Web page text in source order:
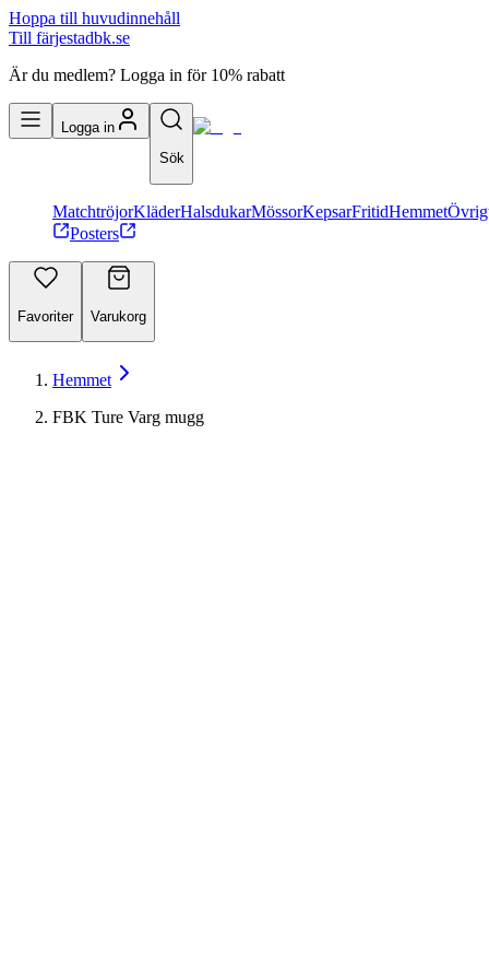
Hoppa till huvudinnehåll
Till färjestadbk.se
Är du medlem? Logga in för 10% rabatt
Logga in
Sök
MatchtröjorKläderHalsdukarMössorKepsarFritidHemmet
Posters
Favoriter Varukorg
Hemmet
FBK Ture Varg mugg